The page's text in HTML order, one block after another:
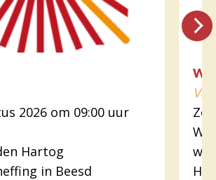
2026 om 09:00 uur
Hartog
in Beesd
Zo